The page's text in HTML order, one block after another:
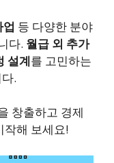
등 다양한 분야
다. 월급 외 추가
설계를 고민하는
.
창출하고 경제
작해 보세요!